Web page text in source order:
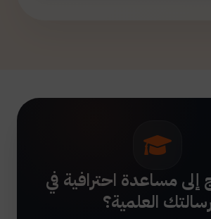
مساعدة احترافية في
العلمية؟